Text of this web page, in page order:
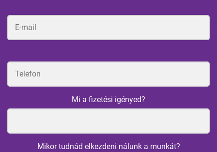
Mi a fizetési igényed?
Mikor tudnád elkezdeni nálunk a munkát?